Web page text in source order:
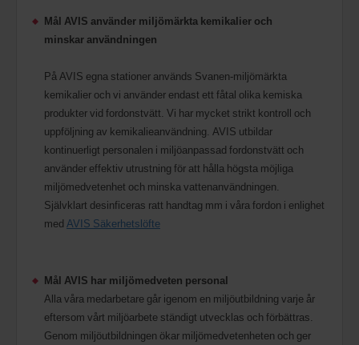
Mål AVIS använder miljömärkta kemikalier och
minskar användningen
På AVIS egna stationer används Svanen-miljömärkta
kemikalier och vi använder endast ett fåtal olika kemiska
produkter vid fordonstvätt. Vi har mycket strikt kontroll och
uppföljning av kemikalieanvändning. AVIS utbildar
kontinuerligt personalen i miljöanpassad fordonstvätt och
använder effektiv utrustning för att hålla högsta möjliga
miljömedvetenhet och minska vattenanvändningen.
Självklart desinficeras ratt handtag mm i våra fordon i enlighet
med AVIS Säkerhetslöfte
Mål AVIS har miljömedveten personal
Alla våra medarbetare går igenom en miljöutbildning varje år
eftersom vårt miljöarbete ständigt utvecklas och förbättras.
Genom miljöutbildningen ökar miljömedvetenheten och ger